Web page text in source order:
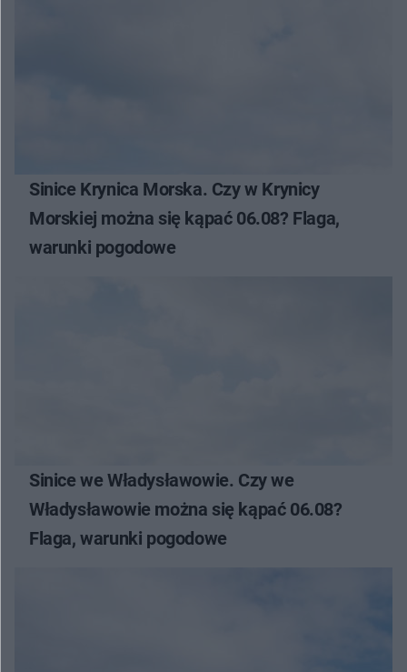
Sinice Krynica Morska. Czy w Krynicy
Morskiej można się kąpać 06.08? Flaga,
warunki pogodowe
Sinice we Władysławowie. Czy we
Władysławowie można się kąpać 06.08?
Flaga, warunki pogodowe